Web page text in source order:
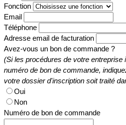
Fonction
Email
Téléphone
Adresse email de facturation
Avez-vous un bon de commande ?
(Si les procédures de votre entreprise
numéro de bon de commande,
votre dossier d'inscription soit traité
Oui
Non
Numéro de bon de commande